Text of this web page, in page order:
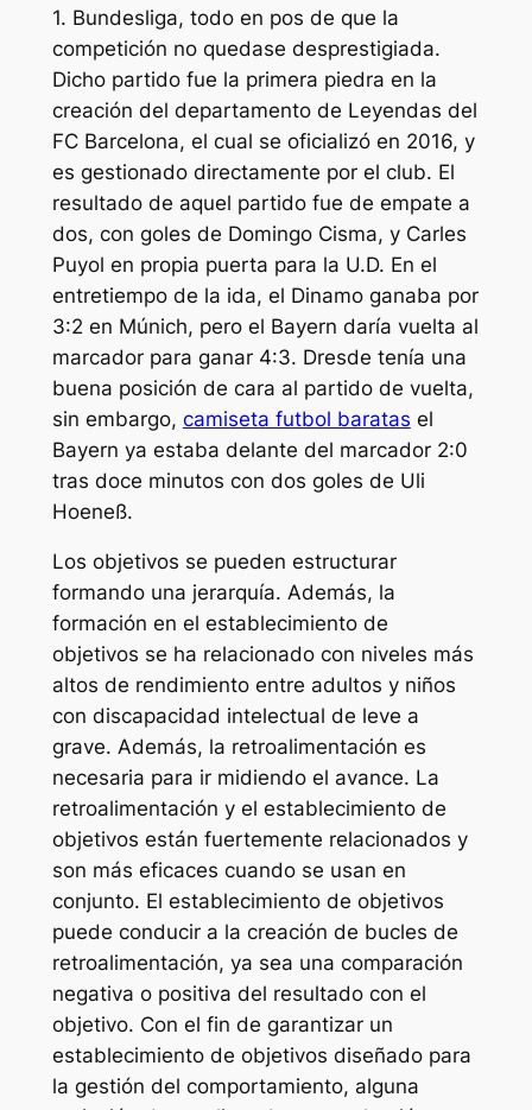
1. Bundesliga, todo en pos de que la
competición no quedase desprestigiada.
Dicho partido fue la primera piedra en la
creación del departamento de Leyendas del
FC Barcelona, el cual se oficializó en 2016, y
es gestionado directamente por el club. El
resultado de aquel partido fue de empate a
dos, con goles de Domingo Cisma, y Carles
Puyol en propia puerta para la U.D. En el
entretiempo de la ida, el Dinamo ganaba por
3:2 en Múnich, pero el Bayern daría vuelta al
marcador para ganar 4:3. Dresde tenía una
buena posición de cara al partido de vuelta,
sin embargo, camiseta futbol baratas el
Bayern ya estaba delante del marcador 2:0
tras doce minutos con dos goles de Uli
Hoeneß.
Los objetivos se pueden estructurar
formando una jerarquía. Además, la
formación en el establecimiento de
objetivos se ha relacionado con niveles más
altos de rendimiento entre adultos y niños
con discapacidad intelectual de leve a
grave. Además, la retroalimentación es
necesaria para ir midiendo el avance. La
retroalimentación y el establecimiento de
objetivos están fuertemente relacionados y
son más eficaces cuando se usan en
conjunto. El establecimiento de objetivos
puede conducir a la creación de bucles de
retroalimentación, ya sea una comparación
negativa o positiva del resultado con el
objetivo. Con el fin de garantizar un
establecimiento de objetivos diseñado para
la gestión del comportamiento, alguna